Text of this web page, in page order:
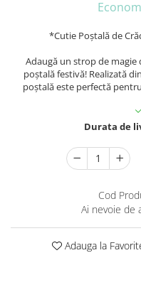
Hartie Copiator
Hartie Creponata
Hartie Foto
Hartie Glasata
Creioane automate , mine
Creioane grafice
*Cutie Poștală de
Adaugă un strop de magie
poștală festivă! Realizată
poștală este perfectă
Durata de
Cod
Ai nevoie de
Adauga la